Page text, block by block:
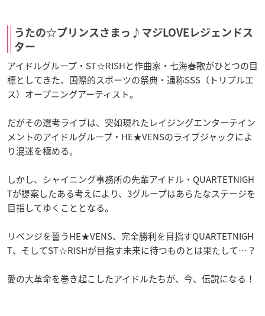
うたの☆プリンスさまっ♪マジLOVEレジェンドス
ター
アイドルグループ・ST☆RISHと作曲家・七海春歌がひとつの目
標としてきた、国際的スポーツの祭典・通称SSS（トリプルエ
ス）オープニングアーティスト。
だがその選考ライブは、突如現れたレイジングエンターテイン
メントのアイドルグループ・HE★VENSのライブジャックによ
り混迷を極める。
しかし、シャイニング事務所の先輩アイドル・QUARTETNIGH
Tが提案したある考えにより、3グループはあらたなステージを
目指してゆくこととなる。
リベンジを誓うHE★VENS、完全勝利を目指すQUARTETNIGH
T、そしてST☆RISHが目指す未来に待つものとは果たして…？
愛の大革命を巻き起こしたアイドルたちが、今、伝説になる！